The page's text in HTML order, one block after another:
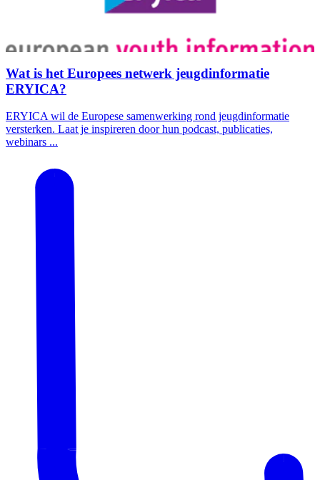
Wat is het Europees netwerk jeugdinformatie
ERYICA?
ERYICA wil de Europese samenwerking rond jeugdinformatie
versterken. Laat je inspireren door hun podcast, publicaties,
webinars ...